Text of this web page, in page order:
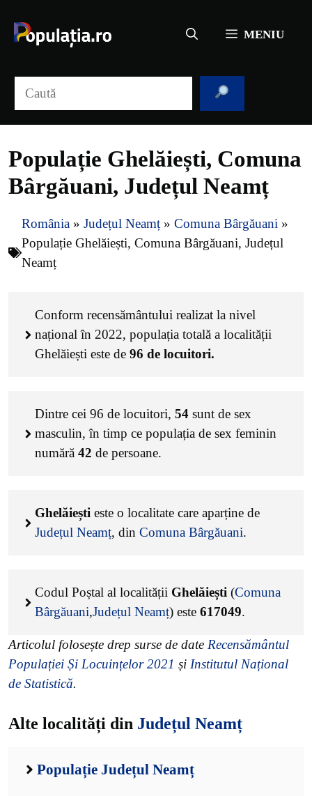
conținut
MENIU
Populație Ghelăiești, Comuna
Bârgăuani, Județul Neamț
România » Județul Neamț » Comuna Bârgăuani »
Populație Ghelăiești, Comuna Bârgăuani, Județul
Neamț
Conform recensământului realizat la nivel
național în 2022, populația totală a localității
Ghelăiești este de 96 de locuitori.
Dintre cei 96 de locuitori, 54 sunt de sex
masculin, în timp ce populația de sex feminin
numără 42 de persoane.
Ghelăiești este o localitate care aparține de
Județul Neamț, din Comuna Bârgăuani.
Codul Poștal al localității Ghelăiești (Comuna
Bârgăuani,Județul Neamț) este 617049.
Articolul folosește drep surse de date Recensământul
Populației Și Locuințelor 2021 și Institutul Național
de Statistică.
Alte localități din Județul Neamț
Populație Județul Neamț